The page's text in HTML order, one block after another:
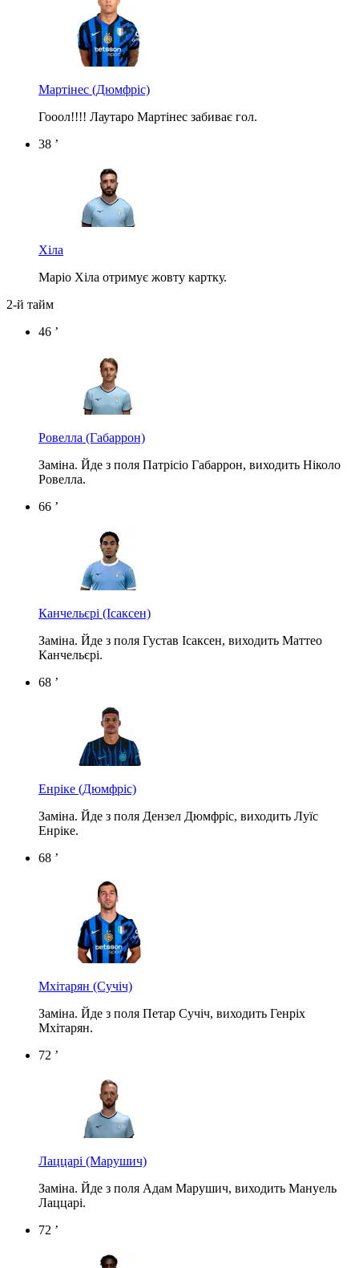
Мартінес (Дюмфріс)
Гооол!!!! Лаутаро Мартінес забиває гол.
38 ’
Хіла
Маріо Хіла отримує жовту картку.
2-й тайм
46 ’
Ровелла (Габаррон)
Заміна. Йде з поля Патрісіо Габаррон, виходить Ніколо
Ровелла.
66 ’
Канчельєрі (Ісаксен)
Заміна. Йде з поля Густав Ісаксен, виходить Маттео
Канчельєрі.
68 ’
Енріке (Дюмфріс)
Заміна. Йде з поля Дензел Дюмфріс, виходить Луїс
Енріке.
68 ’
Мхітарян (Сучіч)
Заміна. Йде з поля Петар Сучіч, виходить Генріх
Мхітарян.
72 ’
Лаццарі (Марушич)
Заміна. Йде з поля Адам Марушич, виходить Мануель
Лаццарі.
72 ’